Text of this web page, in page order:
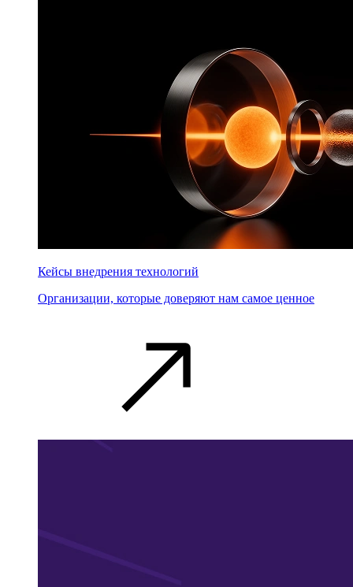
Кейсы внедрения технологий
Организации, которые доверяют нам самое ценное